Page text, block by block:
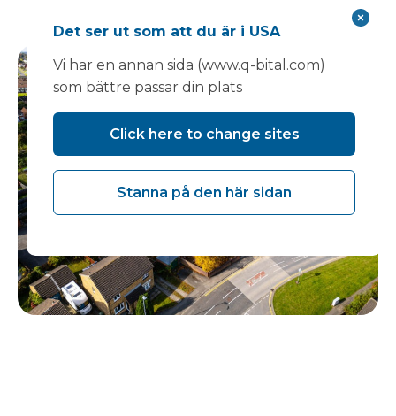
Det ser ut som att du är i USA
Vi har en annan sida (www.q-bital.com)
som bättre passar din plats
Click here to change sites
Stanna på den här sidan